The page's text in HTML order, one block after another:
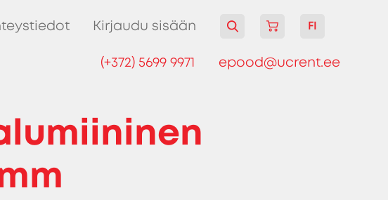
Kirjaudu sisään FI
(+372) 5699 9971 epood@ucrent.ee